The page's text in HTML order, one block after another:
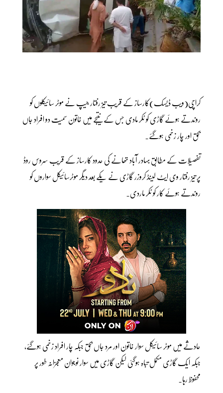
کراچی(ویب ڈیسک)کارساز کے قریب تیز رفتار جیپ نے موٹر سائیکلوں کو
روندتے ہوئے گاڑی کو ٹکر مادی جس کے نتیجے میں خاتون سمیت دو افراد جاں
بحق اور چار زخمی ہوگئے.
تفصیلات کے مطابق بہادر آباد تھانے کی حدود کارساز کے قریب سروس روڈ
پر تیز رفتار وی ایٹ لینڈ کروزر گاڑی نے یکے بعد دیگر موٹرسائیکل سواروں کو
روندتے ہوئے کار کو ٹکر ماردی.
حادثے میں موٹر سائیکل سوار خاتون اور مرد جاں بحق جبکہ چار افراد زخمی ہوگئے،
جبکہ ایک گاڑی مکمل تباہ ہوگئی لیکن گاڑی میں سوار نوجوان معجزانہ طور پر
محفوظ رہا.